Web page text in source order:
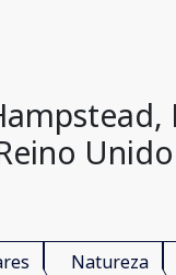
Unido
Natureza